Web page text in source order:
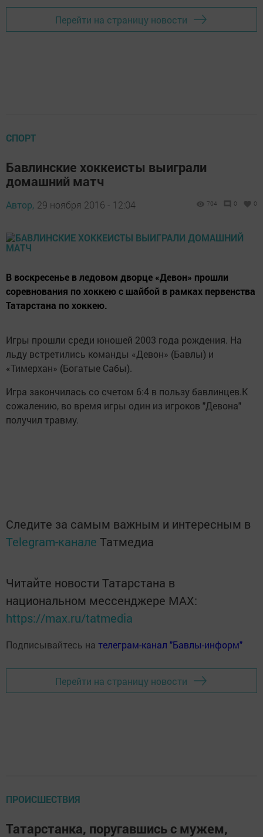
Перейти на страницу новости
СПОРТ
Бавлинские хоккеисты выиграли
домашний матч
Автор, 29 ноября 2016 - 12:04 704 0 0
В воскресенье в ледовом дворце «Девон» прошли
соревнования по хоккею с шайбой в рамках первенства
Татарстана по хоккею.
Игры прошли среди юношей 2003 года рождения. На
льду встретились команды «Девон» (Бавлы) и
«Тимерхан» (Богатые Сабы).
Игра закончилась со счетом 6:4 в пользу бавлинцев.К
сожалению, во время игры один из игроков "Девона"
получил травму.
Следите за самым важным и интересным в
Telegram-канале Татмедиа
Читайте новости Татарстана в
национальном мессенджере MАХ:
https://max.ru/tatmedia
Подписывайтесь на телеграм-канал "Бавлы-информ"
Перейти на страницу новости
ПРОИСШЕСТВИЯ
Татарстанка, поругавшись с мужем,